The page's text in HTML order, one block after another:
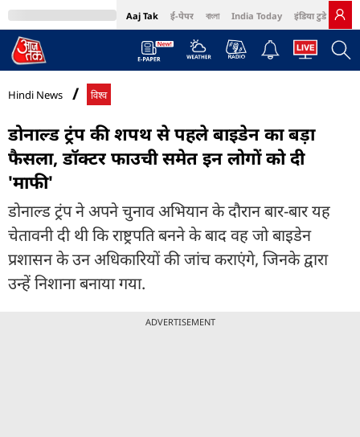
Aaj Tak ई-पेपर বাংলা India Today इंडिया टुडे हिंदी
MumbaiTak Cosmopolitan Harper's Bazaar Northeast
Hindi News विश्व
डोनाल्ड ट्रंप की शपथ से पहले बाइडेन का बड़ा
फैसला, डॉक्टर फाउची समेत इन लोगों को दी
'माफी'
डोनाल्ड ट्रंप ने अपने चुनाव अभियान के दौरान बार-बार यह
चेतावनी दी थी कि राष्ट्रपति बनने के बाद वह जो बाइडेन
प्रशासन के उन अधिकारियों की जांच कराएंगे, जिनके द्वारा
उन्हें निशाना बनाया गया.
ADVERTISEMENT